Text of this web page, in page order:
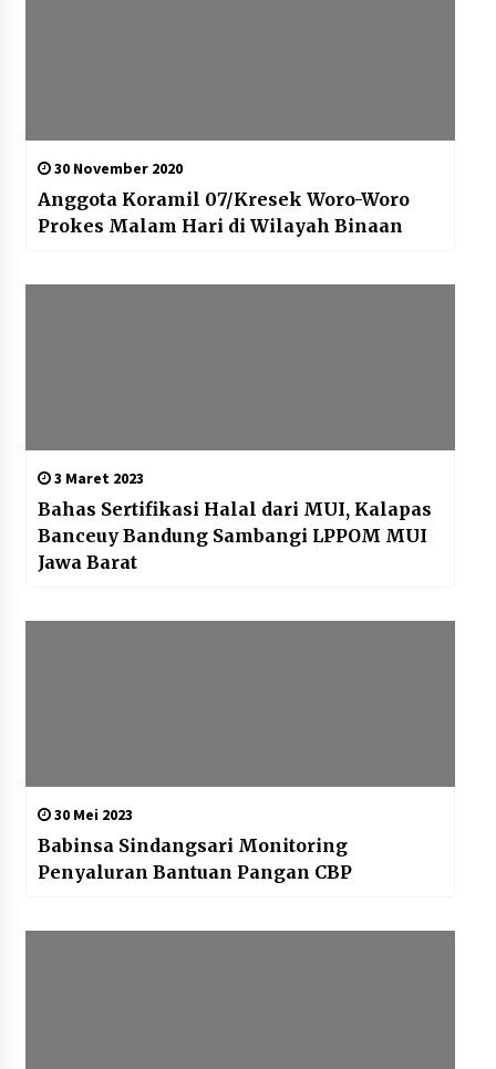
30 November 2020
Anggota Koramil 07/Kresek Woro-Woro
Prokes Malam Hari di Wilayah Binaan
3 Maret 2023
Bahas Sertifikasi Halal dari MUI, Kalapas
Banceuy Bandung Sambangi LPPOM MUI
Jawa Barat
30 Mei 2023
Babinsa Sindangsari Monitoring
Penyaluran Bantuan Pangan CBP